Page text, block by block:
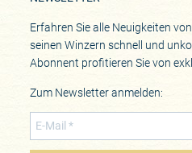
Erfahren Sie alle Neuigkeiten
seinen Winzern schnell und
Abonnent profitieren Sie von
Zum Newsletter anmelden: